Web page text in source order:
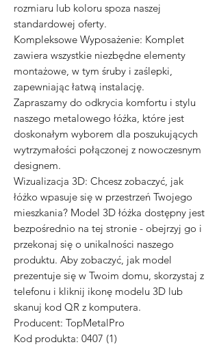
rozmiaru lub koloru spoza naszej
standardowej oferty.
Kompleksowe Wyposażenie: Komplet
zawiera wszystkie niezbędne elementy
montażowe, w tym śruby i zaślepki,
zapewniając łatwą instalację.
Zapraszamy do odkrycia komfortu i stylu
naszego metalowego łóżka, które jest
doskonałym wyborem dla poszukujących
wytrzymałości połączonej z nowoczesnym
designem.
Wizualizacja 3D: Chcesz zobaczyć, jak
łóżko wpasuje się w przestrzeń Twojego
mieszkania? Model 3D łóżka dostępny jest
bezpośrednio na tej stronie - obejrzyj go i
przekonaj się o unikalności naszego
produktu. Aby zobaczyć, jak model
prezentuje się w Twoim domu, skorzystaj z
telefonu i kliknij ikonę modelu 3D lub
skanuj kod QR z komputera.
Producent: TopMetalPro
Kod produkta: 0407 (1)